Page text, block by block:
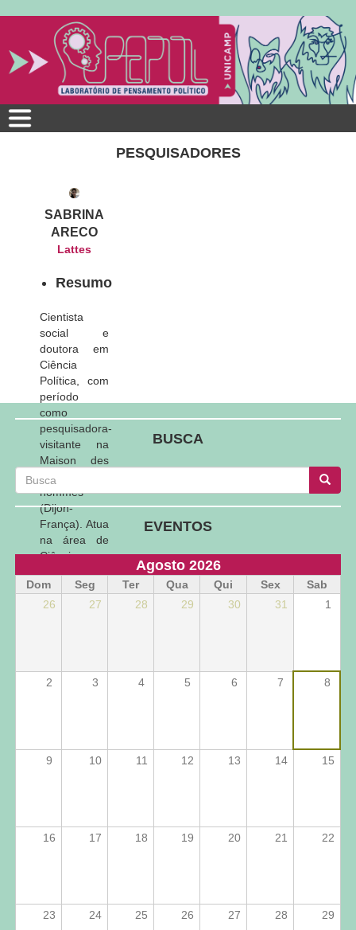
conteúdo
PESQUISADORES
SABRINA
ARECO
Lattes
Resumo
Cientista
social e
doutora em
Ciência
Política, com
período
como
pesquisadora-
visitante na
Maison des
sciences des
hommes
(Dijon-
França). Atua
na área de
Ciência
ênfase em
teoria e
Gramsci
Faz parte do
Laboratório
(PEPOL/UNICAMP),
coordenado
Bianchi
(Unicamp),
BUSCA
Busca
Busca Busca
EVENTOS
Agosto 2026
Dom Seg Ter Qua Qui Sex
Sab
26
27 28 29 30 31 1
2 3 4 5 6 7 8
9 10 11 12 13 14 15
16 17 18 19 20 21 22
23 24 25 26 27 28 29